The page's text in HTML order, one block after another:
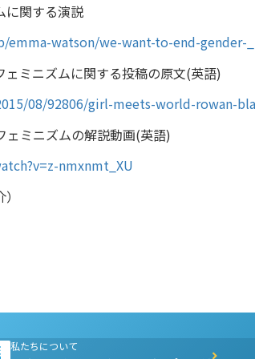
に関する演説
watson/we-want-to-end-gender-
ミニズムに関する投稿の原文(英語)
08/92806/girl-meets-world-rowan-
ェミニズムの解説動画(英語)
nmxnmt_XU
私たちについて